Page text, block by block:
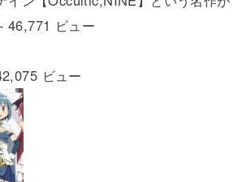
- 46,771 ビュー
ビュー